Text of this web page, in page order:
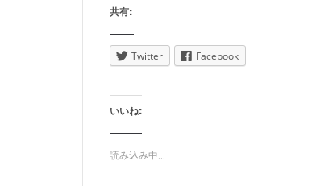
共有:
Twitter Facebook
いいね:
読み込み中...